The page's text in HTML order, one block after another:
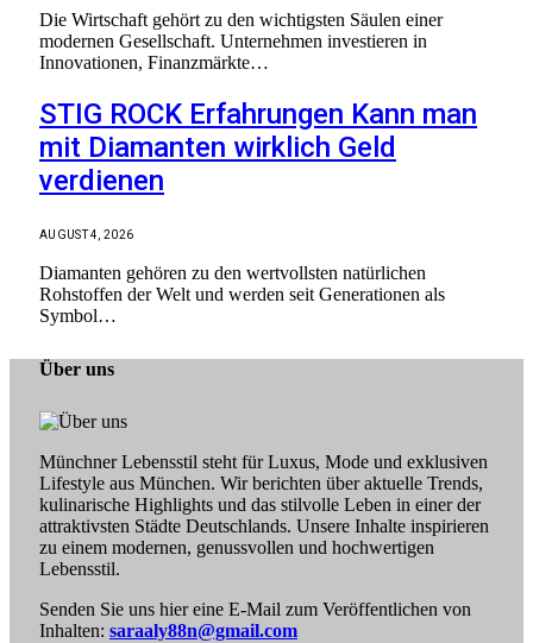
Die Wirtschaft gehört zu den wichtigsten Säulen einer
modernen Gesellschaft. Unternehmen investieren in
Innovationen, Finanzmärkte…
STIG ROCK Erfahrungen Kann man
mit Diamanten wirklich Geld
verdienen
AUGUST 4, 2026
Diamanten gehören zu den wertvollsten natürlichen
Rohstoffen der Welt und werden seit Generationen als
Symbol…
Über uns
Münchner Lebensstil steht für Luxus, Mode und exklusiven
Lifestyle aus München. Wir berichten über aktuelle Trends,
kulinarische Highlights und das stilvolle Leben in einer der
attraktivsten Städte Deutschlands. Unsere Inhalte inspirieren
zu einem modernen, genussvollen und hochwertigen
Lebensstil.
Senden Sie uns hier eine E-Mail zum Veröffentlichen von
Inhalten: saraaly88n@gmail.com